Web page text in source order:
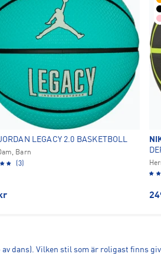
LEGACY 2.0 BASKETBOLL
Barn
(3)
kr
dans). Vilken stil som är roligast finns